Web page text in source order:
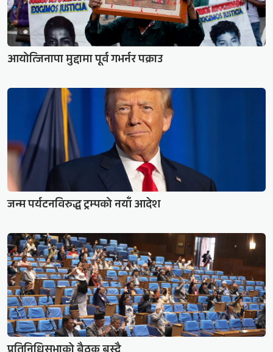
आयोत्जिनापा मुद्दामा पूर्व गभर्नर पक्राउ
जन्म पर्यटनविरुद्ध ट्रम्पको नयाँ आदेश